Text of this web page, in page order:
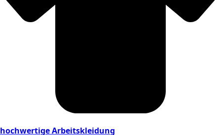
hochwertige Arbeitskleidung